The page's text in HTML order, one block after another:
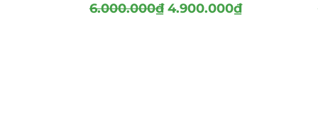
6.000.000₫ 4.900.000₫